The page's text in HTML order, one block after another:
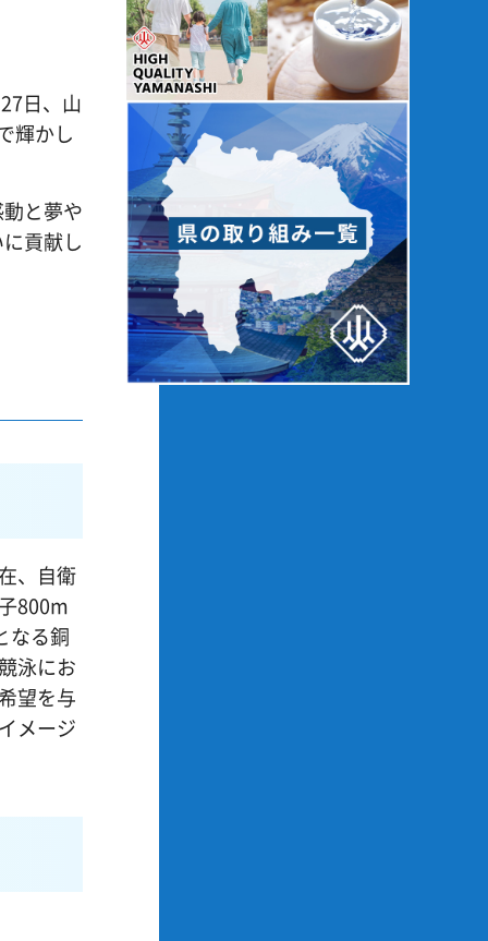
日、山
輝かし
と夢や
貢献し
、自衛
800m
なる銅
泳にお
望を与
メージ